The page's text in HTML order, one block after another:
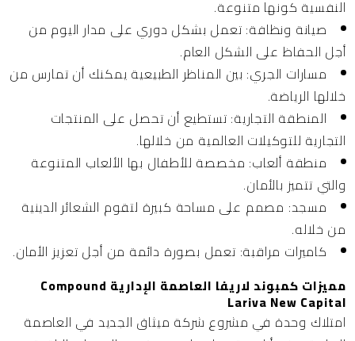
النفسية كونها متنوعة.
صيانة ونظافة: تعمل بشكل دوري على مدار اليوم من
أجل الحفاظ على الشكل العام.
مسارات الجري: بين المناظر الطبيعية يمكنك أن تمارس من
خلالها الرياضة.
المنطقة التجارية: تستطيع أن تحصل على المنتجات
التجارية للتوكيلات العالمية من خلالها.
منطقة ألعاب: مخصصة للأطفال بها الألعاب المتنوعة
والتي تتميز بالأمان.
مسجد: مصمم على مساحة كبيرة لتقوم الشعائر الدينية
من خلاله.
كاميرات مراقبة: تعمل بصورة دائمة من أجل تعزيز الأمان.
مميزات كمبوند لاريفا العاصمة الإدارية Compound
Lariva New Capital
امتلاك وحدة في مشروع شركة ميثاق الجديد في العاصمة